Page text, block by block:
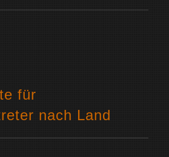
für
nach Land